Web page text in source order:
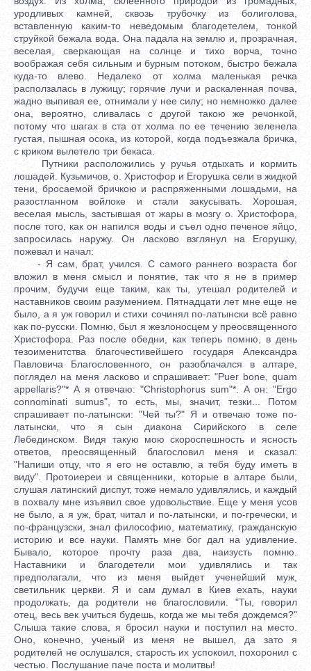
уродливых камней, сквозь трубочку из болиголова,
вставленную каким-то неведомым благодетелем, тонкой
струйкой бежала вода. Она падала на землю и, прозрачная,
веселая, сверкающая на солнце и тихо ворча, точно
воображая себя сильным и бурным потоком, быстро бежала
куда-то влево. Недалеко от холма маленькая речка
расползалась в лужицу; горячие лучи и раскаленная почва,
жадно выпивая ее, отнимали у нее силу; но немножко далее
она, вероятно, сливалась с другой такою же речонкой,
потому что шагах в ста от холма по ее течению зеленела
густая, пышная осока, из которой, когда подъезжала бричка,
с криком вылетело три бекаса.
Путники расположились у ручья отдыхать и кормить
лошадей. Кузьмичов, о. Христофор и Егорушка сели в жидкой
тени, бросаемой бричкою и распряженными лошадьми, на
разостланном войлоке и стали закусывать. Хорошая,
веселая мысль, застывшая от жары в мозгу о. Христофора,
после того, как он напился воды и съел одно печеное яйцо,
запросилась наружу. Он ласково взглянул на Егорушку,
пожевал и начал:
- Я сам, брат, учился. С самого раннего возраста бог
вложил в меня смысл и понятие, так что я не в пример
прочим, будучи еще таким, как ты, утешал родителей и
наставников своим разумением. Пятнадцати лет мне еще не
было, а я уж говорил и стихи сочинял по-латынски всё равно
как по-русски. Помню, был я жезлоносцем у преосвященного
Христофора. Раз после обедни, как теперь помню, в день
тезоименитства благочестивейшего государя Александра
Павловича Благословенного, он разоблачался в алтаре,
поглядел на меня ласково и спрашивает: "Puer bone, quam
appellaris?"* А я отвечаю: "Christophorus sum"*. А он: "Ergo
connominati sumus", то есть, мы, значит, тезки... Потом
спрашивает по-латынски: "Чей ты?" Я и отвечаю тоже по-
латынски, что я сын диакона Сирийского в селе
Лебединском. Видя такую мою скороспешность и ясность
ответов, преосвященный благословил меня и сказал:
"Напиши отцу, что я его не оставлю, а тебя буду иметь в
виду". Протоиереи и священники, которые в алтаре были,
слушая латинский диспут, тоже немало удивлялись, и каждый
в похвалу мне изъявил свое удовольствие. Еще у меня усов
не было, а я уж, брат, читал и по-латынски, и по-гречески, и
по-французски, знал философию, математику, гражданскую
историю и все науки. Память мне бог дал на удивление.
Бывало, которое прочту раза два, наизусть помню.
Наставники и благодетели мои удивлялись и так
предполагали, что из меня выйдет ученейший муж,
светильник церкви. Я и сам думал в Киев ехать, науки
продолжать, да родители не благословили. "Ты, говорил
отец, весь век учиться будешь, когда же мы тебя дождемся?"
Слыша такие слова, я бросил науки и поступил на место.
Оно, конечно, ученый из меня не вышел, да зато я
родителей не ослушался, старость их успокоил, похоронил с
честью. Послушание паче поста и молитвы!